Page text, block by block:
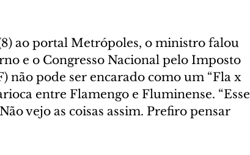
ao portal Metrópoles, o ministro falou
e o Congresso Nacional pelo Imposto
não pode ser encarado como um “Fla x
entre Flamengo e Fluminense. “Esse
vejo as coisas assim. Prefiro pensar